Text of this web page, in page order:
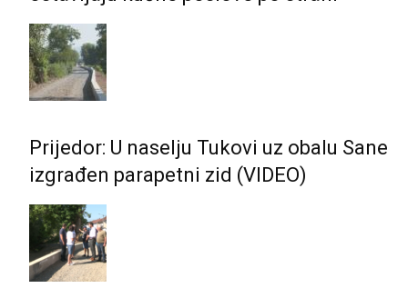
Prijedor: U naselju Tukovi uz obalu Sane
izgrađen parapetni zid (VIDEO)